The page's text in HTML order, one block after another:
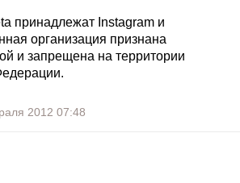
принадлежат Instagram и
организация признана
и запрещена на территории
2012 07:48